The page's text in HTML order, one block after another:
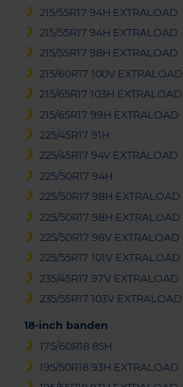
215/55R17 94H EXTRALOAD
215/55R17 94H EXTRALOAD
215/55R17 98H EXTRALOAD
215/60R17 100V EXTRALOAD
215/65R17 103H EXTRALOAD
215/65R17 99H EXTRALOAD
225/45R17 91H
225/45R17 94V EXTRALOAD
225/50R17 94H
225/50R17 98H EXTRALOAD
225/50R17 98H EXTRALOAD
225/50R17 98V EXTRALOAD
225/55R17 101V EXTRALOAD
235/45R17 97V EXTRALOAD
235/55R17 103V EXTRALOAD
18-inch banden
175/60R18 85H
195/50R18 93H EXTRALOAD